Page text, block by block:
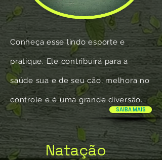
SAIBA MAIS
Conheça esse lindo esporte e
pratique. Ele contribuirá para a
saúde sua e de seu cão, melhora no
controle e é uma grande diversão.
Natação